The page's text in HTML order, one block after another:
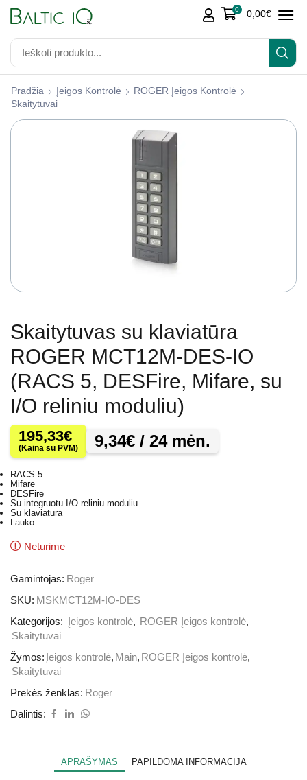
0 0,00€
Pradžia Įeigos Kontrolė
ROGER Įeigos Kontrolė
Skaitytuvai
Skaitytuvas su klaviatūra
ROGER MCT12M-DES-IO
(RACS 5, DESFire, Mifare, su
I/O reliniu moduliu)
195,33€
(Kaina su PVM) 9,34€ / 24 mėn.
RACS 5
Mifare
DESFire
Su integruotu I/O reliniu moduliu
Su klaviatūra
Lauko
Neturime
Gamintojas: Roger
SKU: MSKMCT12M-IO-DES
Kategorijos:
Įeigos kontrolė, ROGER Įeigos kontrolė,
Skaitytuvai
Žymos: Įeigos kontrolė, Main, ROGER Įeigos kontrolė,
Skaitytuvai
Prekės ženklas: Roger
Dalintis:
APRAŠYMAS PAPILDOMA INFORMACIJA